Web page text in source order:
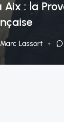
Aix : la
Lassort